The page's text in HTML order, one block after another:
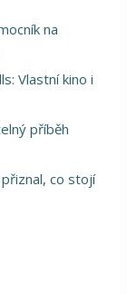
na
Vlastní kino i
příběh
co stojí